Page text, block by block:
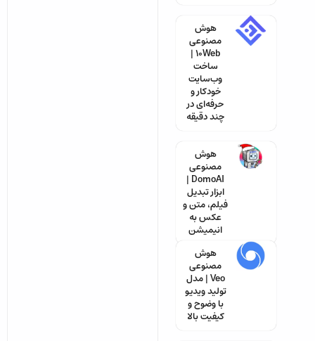
هوش
مصنوعی
10Web |
ساخت
وب‌سایت
خودکار و
حرفه‌ای در
چند دقیقه
هوش
مصنوعی
DomoAI |
ابزار تبدیل
فیلم، متن و
عکس به
انیمیشن
هوش
مصنوعی
Veo | مدل
تولید ویدیو
با وضوح و
کیفیت بالا